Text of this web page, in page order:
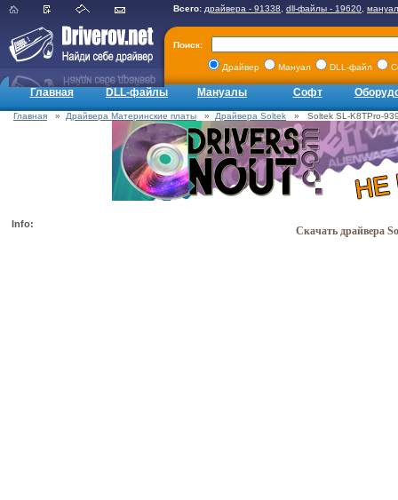
Всего: драйвера - 91338 dll-файлы - 19620
Поиск:
Драйвер Мануал DLL-файл
Главная DLL-файлы Мануалы Софт
Главная » Драйвера Материнские платы » Драйвера Soltek » Soltek SL-K8TPro-
Info:
Скачать драйвера